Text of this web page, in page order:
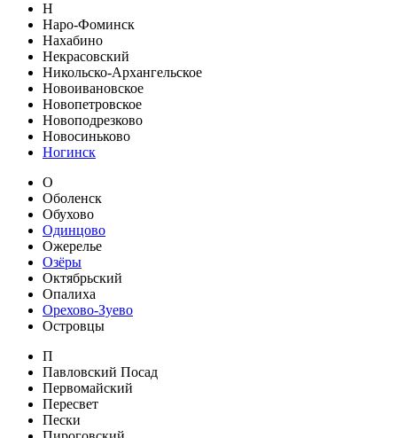
Н
Наро-Фоминск
Нахабино
Некрасовский
Никольско-Архангельское
Новоивановское
Новопетровское
Новоподрезково
Новосиньково
Ногинск
О
Оболенск
Обухово
Одинцово
Ожерелье
Озёры
Октябрьский
Опалиха
Орехово-Зуево
Островцы
П
Павловский Посад
Первомайский
Пересвет
Пески